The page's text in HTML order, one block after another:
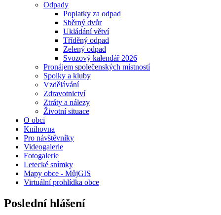
Odpady
Poplatky za odpad
Sběrný dvůr
Ukládání větví
Tříděný odpad
Zelený odpad
Svozový kalendář 2026
Pronájem společenských místností
Spolky a kluby
Vzdělávání
Zdravotnictví
Ztráty a nálezy
Životní situace
O obci
Knihovna
Pro návštěvníky
Videogalerie
Fotogalerie
Letecké snímky
Mapy obce - MůjGIS
Virtuální prohlídka obce
Poslední hlášení